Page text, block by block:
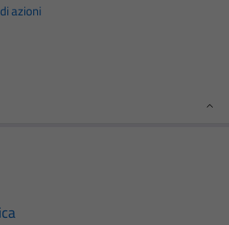
azioni